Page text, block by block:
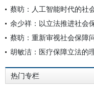
蔡昉：人工智能时代的社
余少祥：以立法推进社会
蔡昉：重新审视社会保障
胡敏洁：医疗保障立法的
热门专栏